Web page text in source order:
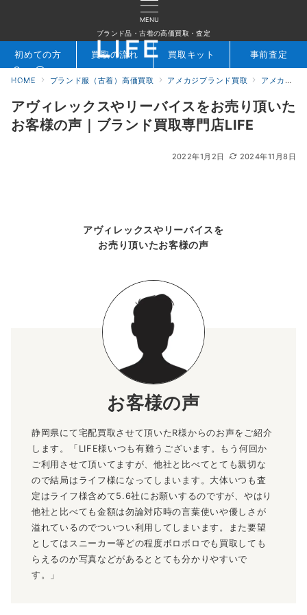
MENU
ブランド品・古着の高価買取・査定
検索 お問合せ
初めての方 買取の流れ 買取キット 事前査定
HOME ブランド服（古着）高価買取 アメカジブランド買取 アメカジブランド買取をご利用いただいたお客様の声
アヴィレックスやリーバイスをお売り頂いた
お客様の声｜ブランド買取専門店LIFE
2022年1月2日 2024年11月8日
アヴィレックスやリーバイスを
お売り頂いたお客様の声
お客様の声
静岡県にて宅配買取させて頂いたR様からのお声をご紹介
します。「LIFE様いつも有難うございます。もう何回か
ご利用させて頂いてますが、他社と比べてとても親切な
ので結局はライフ様になってしまいます。大体いつも査
定はライフ様含めて5.6社にお願いするのですが、やはり
他社と比べても金額は勿論対応時の言葉使いや優しさが
溢れているのでついつい利用してしまいます。また要望
としてはスニーカー等どの程度ボロボロでも買取しても
らえるのか写真などがあるととても分かりやすいで
す。」